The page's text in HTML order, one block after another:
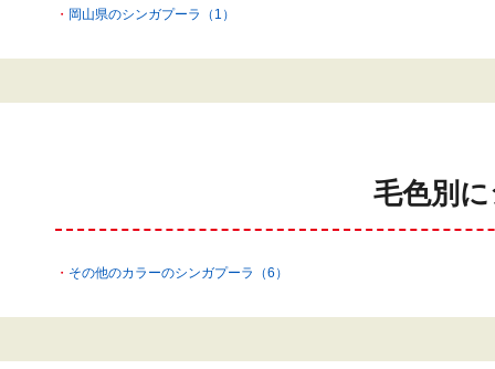
岡山県のシンガプーラ（1）
毛色別
その他のカラーのシンガプーラ（6）